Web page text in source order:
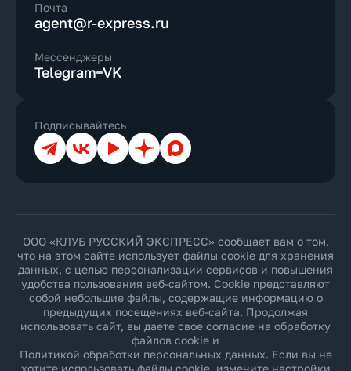
Почта
agent@r-express.ru
Мессенджеры
Telegram VK
Подписывайтесь
ТелеграмВКонтакте
YouTubeДзен Max
ООО «КЛУБ РУССКИЙ ЭКСПРЕСС» сообщает вам о том,
что на этом сайте использует файлы cookie для хранения
данных, с целью персонализации сервисов и повышения
удобства пользования веб-сайтом. Cookie представляют
собой небольшие файлы, содержащие информацию о
предыдущих посещениях веб-сайта. Продолжая
использовать сайт, вы даете свое согласие на обработку
файлов cookie и
Политикой обработки персональных данных. Если вы не
хотите использовать файлы cookie, измените настройки